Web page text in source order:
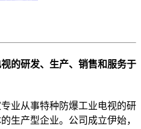
的研发、生产、销售和服务于
业从事特种防爆工业电视的研
生产型企业。公司成立伊始，